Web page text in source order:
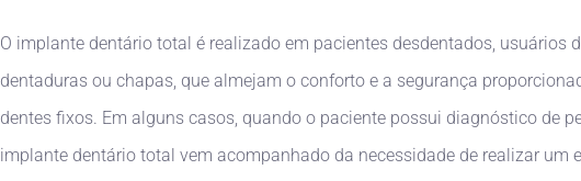
O implante dentário total é realizado em pacientes desdentados, usuários
dentaduras ou chapas, que almejam o conforto e a segurança
dentes fixos. Em alguns casos, quando o paciente possui diagnóstico de
implante dentário total vem acompanhado da necessidade de realizar um